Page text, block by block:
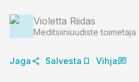
Violetta Riidas
Meditsiiniuudiste toimetaja
Jaga Salvesta Vihja